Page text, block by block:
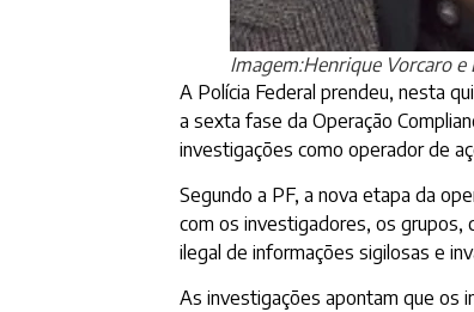
Imagem:Henrique Vorcaro
A Polícia Federal prendeu, nesta
a sexta fase da Operação
investigações como operador de
Segundo a PF, a nova etapa da
com os investigadores, os grupos,
ilegal de informações sigilosas e
As investigações apontam que os